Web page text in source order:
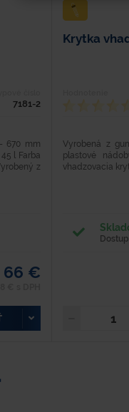
7181-2
670 mm
l Farba
z
66 €
Krytka
Vyrobená z
plastové
vhadzovacia